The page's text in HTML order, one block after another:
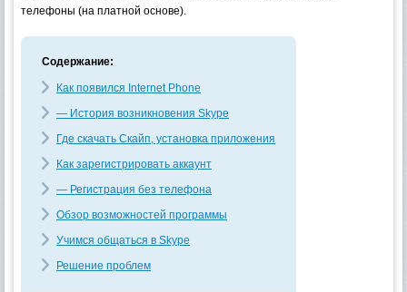
телефоны (на платной основе).
Содержание:
Как появился Internet Phone
— История возникновения Skype
Где скачать Скайп, установка приложения
Как зарегистрировать аккаунт
— Регистрация без телефона
Обзор возможностей программы
Учимся общаться в Skype
Решение проблем